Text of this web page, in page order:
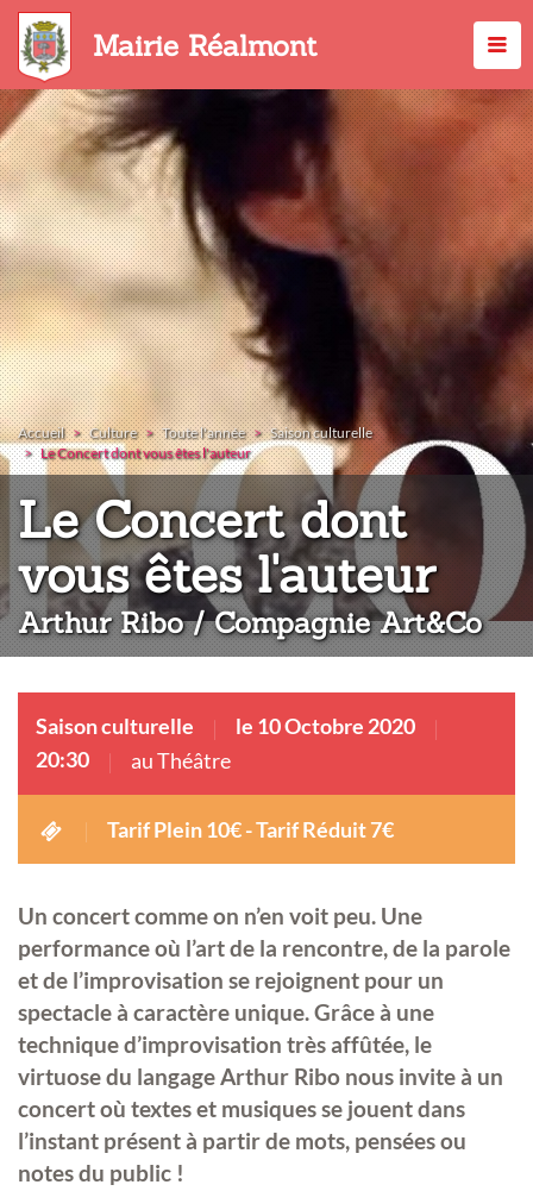
Aller
contenu
principal
Mairie Réalmont
Accueil Culture Toute l'année
Saison culturelle
Le Concert dont vous êtes l'auteur
Le Concert dont
vous êtes l'auteur:
Arthur Ribo / Compagnie Art&Co
Saison culturelle
le 10 Octobre 2020
20:30
au Théâtre
Tarif Plein 10€ - Tarif Réduit 7€
Un concert comme on n’en voit peu. Une
performance où l’art de la rencontre, de la parole
et de l’improvisation se rejoignent pour un
spectacle à caractère unique. Grâce à une
technique d’improvisation très affûtée, le
virtuose du langage Arthur Ribo nous invite à un
concert où textes et musiques se jouent dans
l’instant présent à partir de mots, pensées ou
notes du public !